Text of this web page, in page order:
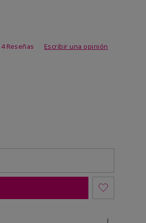
4 Reseñas Escribir una opinión